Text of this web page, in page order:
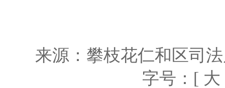
来源： 攀枝花仁和区司
字号：[ 大